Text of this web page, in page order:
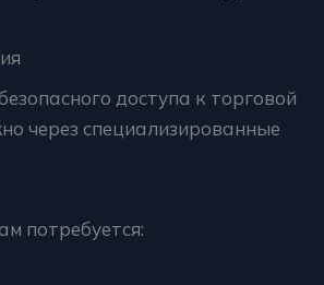
доступа к торговой
через специализированные
потребуется: